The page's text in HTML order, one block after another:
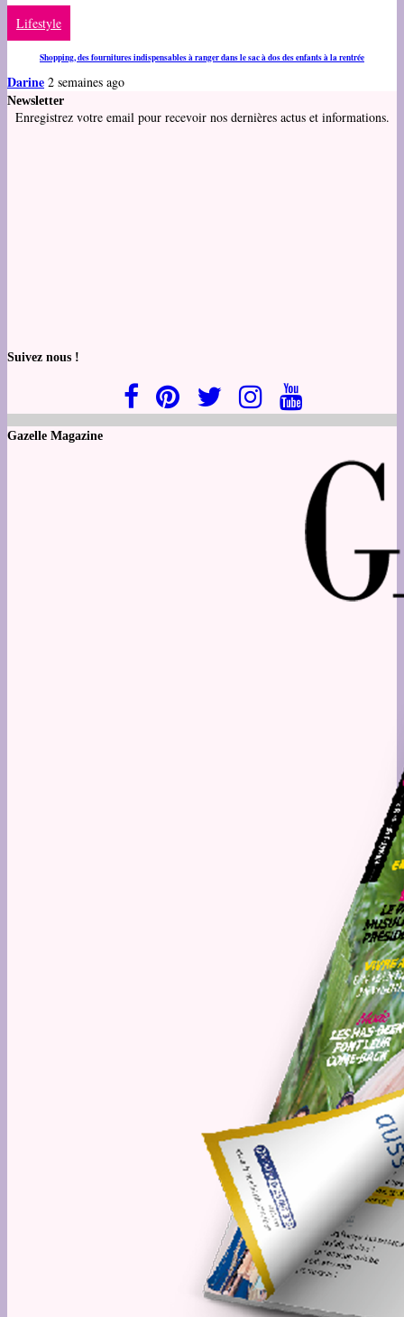
Lifestyle
Shopping, des fournitures indispensables à ranger dans le sac à dos des enfants à la rentrée
Darine 2 semaines ago
Newsletter
Enregistrez votre email pour recevoir nos dernières actus et informations.
Suivez nous !
Gazelle Magazine